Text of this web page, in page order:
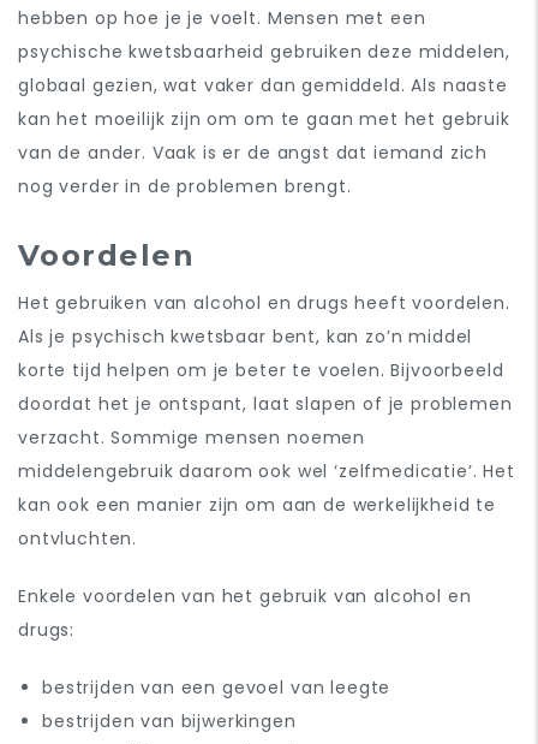
hebben op hoe je je voelt. Mensen met een
psychische kwetsbaarheid gebruiken deze middelen,
globaal gezien, wat vaker dan gemiddeld. Als naaste
kan het moeilijk zijn om om te gaan met het gebruik
van de ander. Vaak is er de angst dat iemand zich
nog verder in de problemen brengt.
Voordelen
Het gebruiken van alcohol en drugs heeft voordelen.
Als je psychisch kwetsbaar bent, kan zo’n middel
korte tijd helpen om je beter te voelen. Bijvoorbeeld
doordat het je ontspant, laat slapen of je problemen
verzacht. Sommige mensen noemen
middelengebruik daarom ook wel ‘zelfmedicatie’. Het
kan ook een manier zijn om aan de werkelijkheid te
ontvluchten.
Enkele voordelen van het gebruik van alcohol en
drugs:
bestrijden van een gevoel van leegte
bestrijden van bijwerkingen